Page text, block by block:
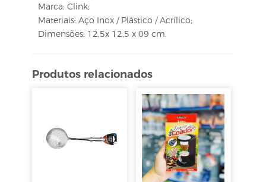
Marca: Clink;
Materiais: Aço Inox / Plástico / Acrílico;
Dimensões: 12,5x 12,5 x 09 cm.
Produtos relacionados